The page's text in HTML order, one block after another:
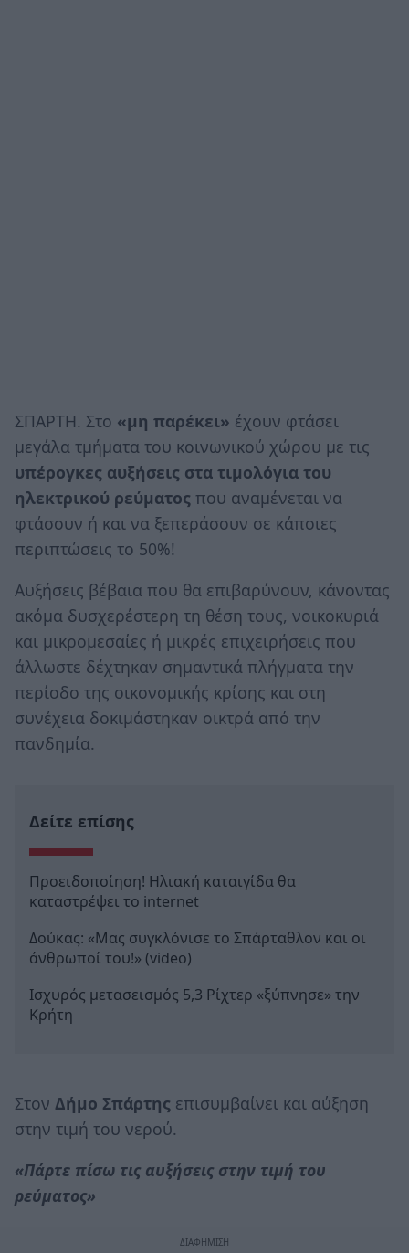
ΣΠΑΡΤΗ. Στο «μη παρέκει» έχουν φτάσει
μεγάλα τμήματα του κοινωνικού χώρου με τις
υπέρογκες αυξήσεις στα τιμολόγια του
ηλεκτρικού ρεύματος που αναμένεται να
φτάσουν ή και να ξεπεράσουν σε κάποιες
περιπτώσεις το 50%!
Αυξήσεις βέβαια που θα επιβαρύνουν, κάνοντας
ακόμα δυσχερέστερη τη θέση τους, νοικοκυριά
και μικρομεσαίες ή μικρές επιχειρήσεις που
άλλωστε δέχτηκαν σημαντικά πλήγματα την
περίοδο της οικονομικής κρίσης και στη
συνέχεια δοκιμάστηκαν οικτρά από την
πανδημία.
Δείτε επίσης
Προειδοποίηση! Ηλιακή καταιγίδα θα
καταστρέψει το internet
Δούκας: «Μας συγκλόνισε το Σπάρταθλον και οι
άνθρωποί του!» (video)
Ισχυρός μετασεισμός 5,3 Ρίχτερ «ξύπνησε» την
Κρήτη
Στον Δήμο Σπάρτης επισυμβαίνει και αύξηση
στην τιμή του νερού.
«Πάρτε πίσω τις αυξήσεις στην τιμή του
ρεύματος»